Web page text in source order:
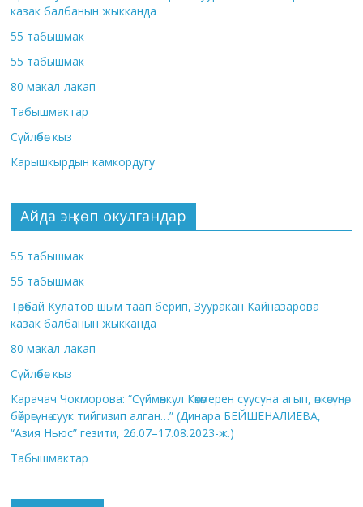
казак балбанын жыкканда
55 табышмак
55 табышмак
80 макал-лакап
Табышмактар
Сүйлөбөс кыз
Карышкырдын камкордугу
Айда эң көп окулгандар
55 табышмак
55 табышмак
Төрөбай Кулатов шым таап берип, Зууракан Кайназарова
казак балбанын жыкканда
80 макал-лакап
Сүйлөбөс кыз
Карачач Чокморова: “Сүймөнкул Көкөмерен суусуна агып, өпкөсүнө,
бөйрөгүнө суук тийгизип алган…” (Динара БЕЙШЕНАЛИЕВА,
“Азия Ньюс” гезити, 26.07–17.08.2023-ж.)
Табышмактар